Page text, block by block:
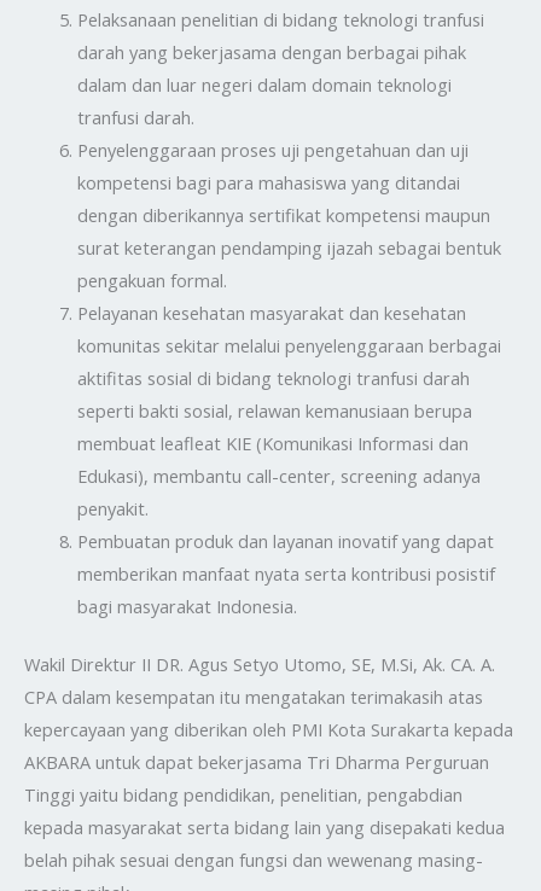
Pelaksanaan penelitian di bidang teknologi tranfusi
darah yang bekerjasama dengan berbagai pihak
dalam dan luar negeri dalam domain teknologi
tranfusi darah.
Penyelenggaraan proses uji pengetahuan dan uji
kompetensi bagi para mahasiswa yang ditandai
dengan diberikannya sertifikat kompetensi maupun
surat keterangan pendamping ijazah sebagai bentuk
pengakuan formal.
Pelayanan kesehatan masyarakat dan kesehatan
komunitas sekitar melalui penyelenggaraan berbagai
aktifitas sosial di bidang teknologi tranfusi darah
seperti bakti sosial, relawan kemanusiaan berupa
membuat leafleat KIE (Komunikasi Informasi dan
Edukasi), membantu call-center, screening adanya
penyakit.
Pembuatan produk dan layanan inovatif yang dapat
memberikan manfaat nyata serta kontribusi posistif
bagi masyarakat Indonesia.
Wakil Direktur II DR. Agus Setyo Utomo, SE, M.Si, Ak. CA. A.
CPA dalam kesempatan itu mengatakan terimakasih atas
kepercayaan yang diberikan oleh PMI Kota Surakarta kepada
AKBARA untuk dapat bekerjasama Tri Dharma Perguruan
Tinggi yaitu bidang pendidikan, penelitian, pengabdian
kepada masyarakat serta bidang lain yang disepakati kedua
belah pihak sesuai dengan fungsi dan wewenang masing-